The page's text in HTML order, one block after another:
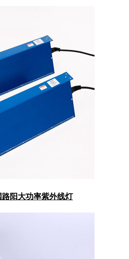
阳大功率紫外线灯